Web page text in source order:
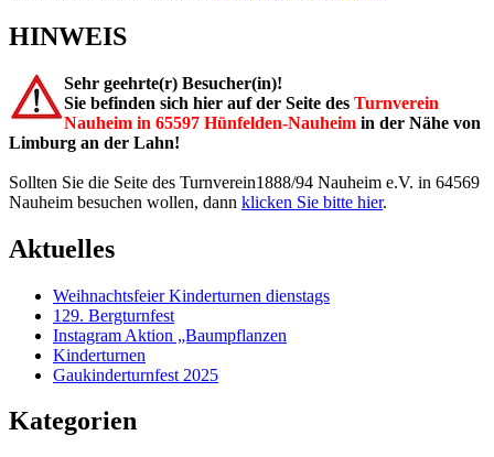
HINWEIS
Sehr geehrte(r) Besucher(in)!
Sie befinden sich hier auf der Seite des Turnverein
Nauheim in 65597 Hünfelden-Nauheim in der Nähe von
Limburg an der Lahn!
Sollten Sie die Seite des Turnverein1888/94 Nauheim e.V. in 64569
Nauheim besuchen wollen, dann klicken Sie bitte hier.
Aktuelles
Weihnachtsfeier Kinderturnen dienstags
129. Bergturnfest
Instagram Aktion „Baumpflanzen
Kinderturnen
Gaukinderturnfest 2025
Kategorien